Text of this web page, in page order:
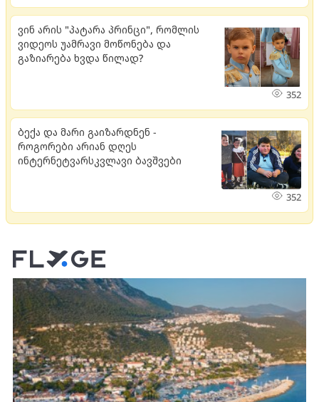
ვინ არის "პატარა პრინცი", რომლის
ვიდეოს უამრავი მოწონება და
გაზიარება ხვდა წილად?
352
ბექა და მარი გაიზარდნენ -
როგორები არიან დღეს
ინტერნეტვარსკვლავი ბავშვები
352